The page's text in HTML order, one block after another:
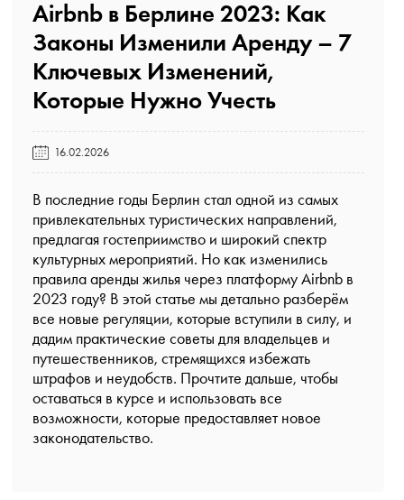
Airbnb в Берлине 2023: Как
Законы Изменили Аренду – 7
Ключевых Изменений,
Которые Нужно Учесть️
16.02.2026
В последние годы Берлин стал одной из самых
привлекательных туристических направлений,
предлагая гостеприимство и широкий спектр
культурных мероприятий. Но как изменились
правила аренды жилья через платформу Airbnb в
2023 году? В этой статье мы детально разберём
все новые регуляции, которые вступили в силу, и
дадим практические советы для владельцев и
путешественников, стремящихся избежать
штрафов и неудобств. Прочтите дальше, чтобы
оставаться в курсе и использовать все
возможности, которые предоставляет новое
законодательство.